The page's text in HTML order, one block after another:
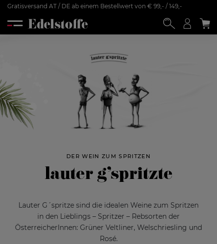
Gratisversand AT / DE ab einem Bestellwert von € 99,- / 149,-
DER WEIN ZUM SPRITZEN
lauter g'spritzte
Lauter G´spritze sind die idealen Weine zum Spritzen
in den Lieblings – Spritzer – Rebsorten der
ÖsterreicherInnen: Grüner Veltliner, Welschriesling und
Rosé.